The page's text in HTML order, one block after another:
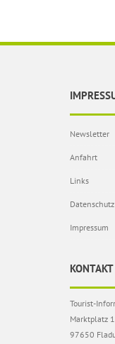
Newsletter
Anfahrt
Links
Datenschutz
Impressum
KONTAKT
Tourist-
Marktplatz 1
97650